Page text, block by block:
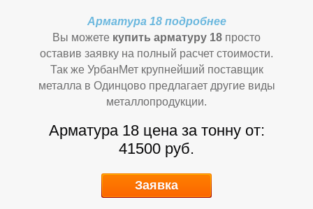
О
Арматура 18 подробнее
Вы можете купить арматуру 18 просто
оставив заявку на полный расчет стоимости.
Так же УрбанМет крупнейший поставщик
металла в Одинцово предлагает другие виды
металлопродукции.
Арматура 18 цена за тонну от:
41500 руб.
Заявка
О